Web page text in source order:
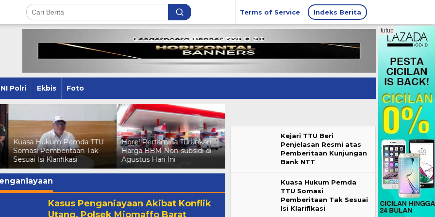
Terms of Service Indeks Berita
Polri Ekbis Foto
tutup
Kuasa Hukum Pemda TTU
Somasi Pemberitaan Tak
Sesuai Isi Klarifikasi
Hore! Pertamina Turunkan
Harga BBM Non-subsidi di
Agustus Hari Ini
OPINI: Mengurai Penalaran
Hukum dalam Putusan
Badan Kehormatan DPRD
Melalui Tim Kuasa Hukum,
Falent Kebo Luruskan
Informasi Tudingan Sepihak
Padanya dan Keluarga
Kasus Penganiayaan Akibat Konflik
Utang, Polsek Miomaffo Barat
Kejari TTU Beri
Penjelasan Resmi atas
Pemberitaan Kunjungan
Bank NTT
Kuasa Hukum Pemda
TTU Somasi
Pemberitaan Tak Sesuai
Isi Klarifikasi